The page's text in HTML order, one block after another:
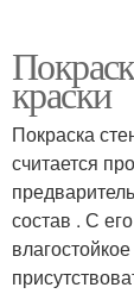
краски
Покраска
считается
состав . С